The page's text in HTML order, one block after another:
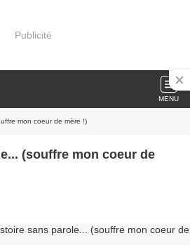
Publicité
MENU
mon coeur de mère !)
(souffre mon coeur de